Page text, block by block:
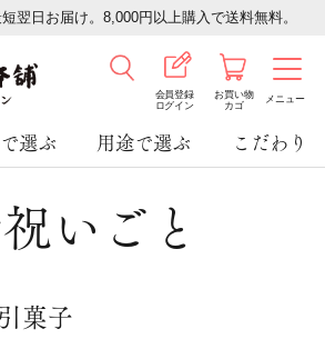
翌日お届け。8,000円以上購入で送料無料。
会員登録
ログイン
お買い物
カゴ
メニュー
選ぶ 用途で選ぶ こだわり
いごと
菓子